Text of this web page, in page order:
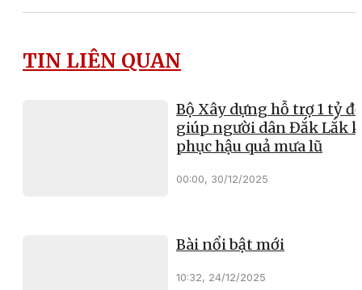
TIN LIÊN QUAN
Bộ Xây dựng hỗ trợ 1 tỷ
giúp người dân Đắk Lắk
phục hậu quả mưa lũ
00:00, 30/12/2025
Bài nổi bật mới
10:32, 24/12/2025